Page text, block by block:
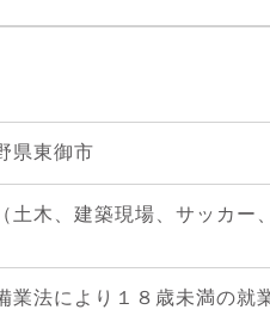
県東御市
土木、建築現場、サッカー
法により１８歳未満の就